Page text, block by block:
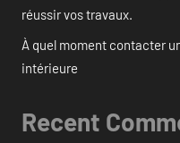
réussir vos travaux.
À quel moment contacter
intérieure
Recent